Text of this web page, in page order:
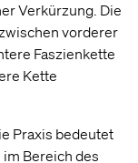
Verkürzung. Die
vorderer
Faszienkette
Kette
Praxis bedeutet
Bereich des